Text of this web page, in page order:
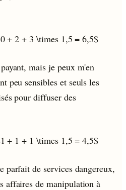
+ 2 + 3 \times 1,5 = 6,5$
mais je peux m'en
peu sensibles et seuls les
pour diffuser des
+ 1 + 1 \times 1,5 = 4,5$
parfait de services dangereux,
affaires de manipulation à